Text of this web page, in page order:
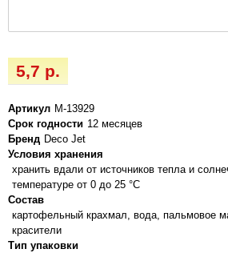
5,7 р.
Артикул М-13929
Срок годности 12 месяцев
Бренд Deco Jet
Условия хранения
хранить вдали от источников тепла и
температуре от 0 до 25 °C
Состав
картофельный крахмал, вода, пальмовое
красители
Тип упаковки